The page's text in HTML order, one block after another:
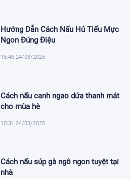
Hướng Dẫn Cách Nấu Hủ Tiếu Mực
Ngon Đúng Điệu
15:46 24/03/2025
Cách nấu canh ngao dứa thanh mát
cho mùa hè
15:31 24/03/2025
Cách nấu súp gà ngô ngon tuyệt tại
nhà